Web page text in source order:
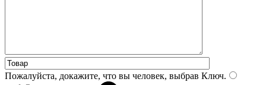
Пожалуйста, докажите, что вы человек, выбрав Ключ.